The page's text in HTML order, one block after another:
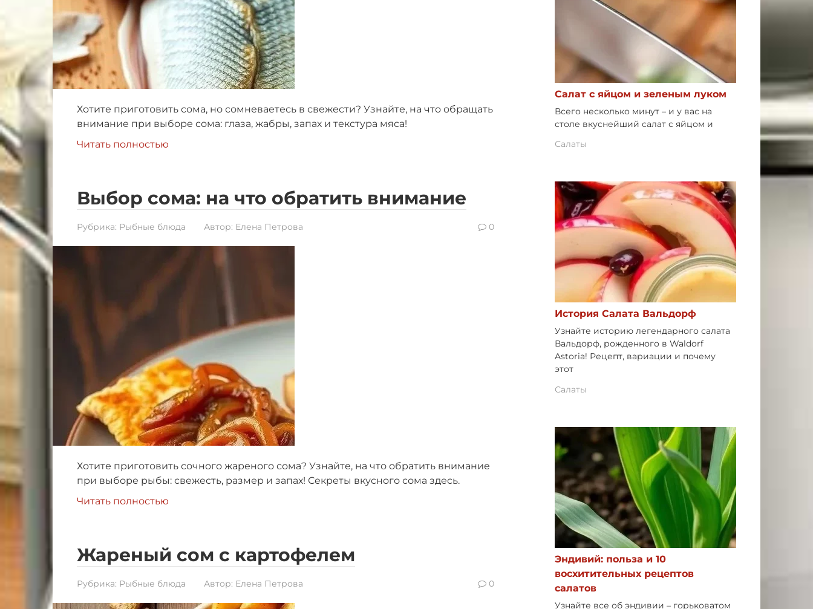
Хотите приготовить сома, но сомневаетесь в свежести? Узнайте, на что обращать
внимание при выборе сома: глаза, жабры, запах и текстура мяса!
Читать полностью
Выбор сома: на что обратить внимание
Рубрика: Рыбные блюда Автор: Елена Петрова 0
Хотите приготовить сочного жареного сома? Узнайте, на что обратить внимание
при выборе рыбы: свежесть, размер и запах! Секреты вкусного сома здесь.
Читать полностью
Жареный сом с картофелем
Рубрика: Рыбные блюда Автор: Елена Петрова 0
Салат с яйцом и зеленым луком
Всего несколько минут – и у вас на
столе вкуснейший салат с яйцом и
Салаты
История Салата Вальдорф
Узнайте историю легендарного салата
Вальдорф, рожденного в Waldorf
Astoria! Рецепт, вариации и почему
этот
Салаты
Эндивий: польза и 10
восхитительных рецептов
салатов
Узнайте все об эндивии – горьковатом